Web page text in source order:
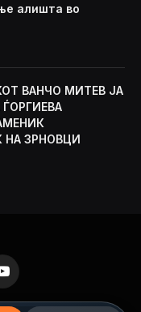
алишта во
ВАНЧО МИТЕВ ЈА
НА ЗРНОВЦИ
YouTube